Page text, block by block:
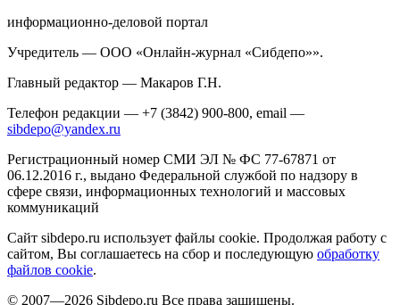
информационно-деловой портал
Учредитель — ООО «Онлайн-журнал «Сибдепо»».
Главный редактор — Макаров Г.Н.
Телефон редакции — +7 (3842) 900-800, email —
sibdepo@yandex.ru
Регистрационный номер СМИ ЭЛ № ФС 77-67871 от
06.12.2016 г., выдано Федеральной службой по надзору в
сфере связи, информационных технологий и массовых
коммуникаций
Сайт sibdepo.ru использует файлы cookie. Продолжая работу с
сайтом, Вы соглашаетесь на сбор и последующую обработку
файлов cookie.
© 2007—2026 Sibdepo.ru Все права защищены.